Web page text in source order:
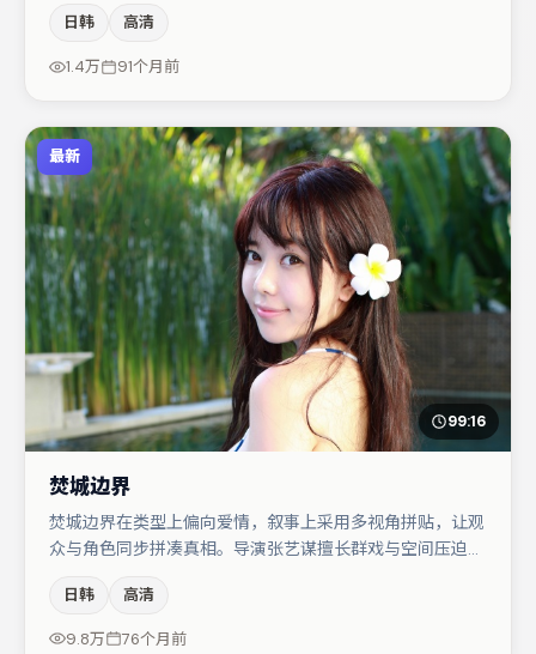
素汐与李光洁的对手戏构成全片情感锚点，木村拓哉则以细
节塑造推动谜题层层揭开。整体完成度较高，适合周末一口
气追完。
日韩 高清
1.4万 91个月前
最新
99:16
焚城边界
焚城边界在类型上偏向爱情，叙事上采用多视角拼贴，让观
众与角色同步拼凑真相。导演张艺谋擅长群戏与空间压迫
事驱动，赵丽颖、咏梅分别提供反差与喜剧/悬疑调剂（视
场次而定）。整体完成度较高，适合周末一口气追完。
日韩 高清
9.8万 76个月前